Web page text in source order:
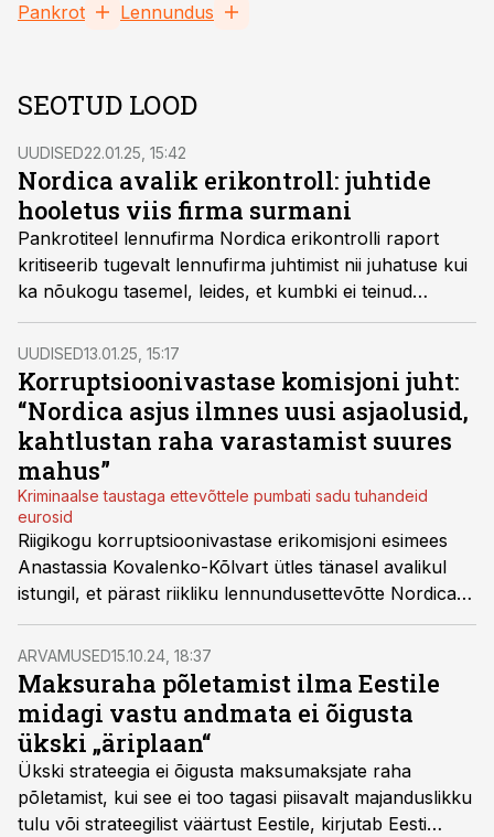
Pankrot Lennundus
SEOTUD LOOD
UUDISED22.01.25, 15:42
Nordica avalik erikontroll: juhtide
hooletus viis firma surmani
Pankrotiteel lennufirma Nordica erikontrolli raport
kritiseerib tugevalt lennufirma juhtimist nii juhatuse kui
ka nõukogu tasemel, leides, et kumbki ei teinud
piisavalt, et ettevõtte riske ära hoida või neid
maandada.
UUDISED13.01.25, 15:17
Korruptsioonivastase komisjoni juht:
“Nordica asjus ilmnes uusi asjaolusid,
kahtlustan raha varastamist suures
mahus”
Kriminaalse taustaga ettevõttele pumbati sadu tuhandeid
eurosid
Riigikogu korruptsioonivastase erikomisjoni esimees
Anastassia Kovalenko-Kõlvart ütles tänasel avalikul
istungil, et pärast riikliku lennundusettevõtte Nordica
nõukogu protokollide uurimist tulid ilmsiks uued
asjaolud, mis tema arvates omavad kriminaalset sisu.
ARVAMUSED15.10.24, 18:37
Maksuraha põletamist ilma Eestile
midagi vastu andmata ei õigusta
ükski „äriplaan“
Ükski strateegia ei õigusta maksumaksjate raha
põletamist, kui see ei too tagasi piisavalt majanduslikku
tulu või strateegilist väärtust Eestile, kirjutab Eesti